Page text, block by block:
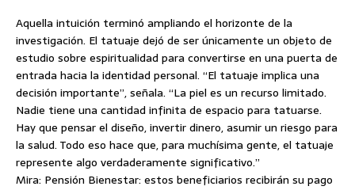
Aquella intuición terminó ampliando el horizonte de la
investigación. El tatuaje dejó de ser únicamente un objeto de
estudio sobre espiritualidad para convertirse en una puerta de
entrada hacia la identidad personal. “El tatuaje implica una
decisión importante”, señala. “La piel es un recurso limitado.
Nadie tiene una cantidad infinita de espacio para tatuarse.
Hay que pensar el diseño, invertir dinero, asumir un riesgo para
la salud. Todo eso hace que, para muchísima gente, el tatuaje
represente algo verdaderamente significativo.”
Mira: Pensión Bienestar: estos beneficiarios recibirán su pago